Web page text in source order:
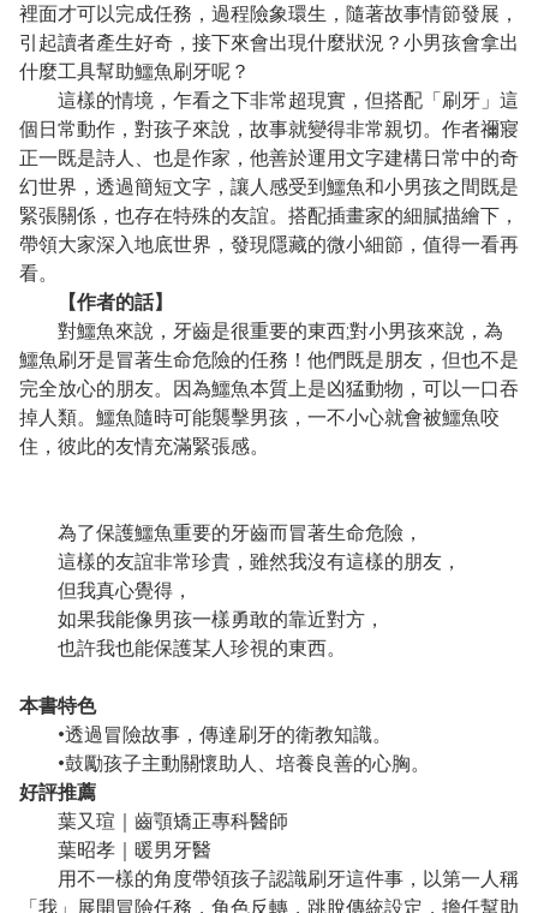
裡面才可以完成任務，過程險象環生，隨著故事情節發展，
引起讀者產生好奇，接下來會出現什麼狀況？小男孩會拿出
什麼工具幫助鱷魚刷牙呢？
這樣的情境，乍看之下非常超現實，但搭配「刷牙」這
個日常動作，對孩子來說，故事就變得非常親切。作者禰寢
正一既是詩人、也是作家，他善於運用文字建構日常中的奇
幻世界，透過簡短文字，讓人感受到鱷魚和小男孩之間既是
緊張關係，也存在特殊的友誼。搭配插畫家的細膩描繪下，
帶領大家深入地底世界，發現隱藏的微小細節，值得一看再
看。
【作者的話】
對鱷魚來說，牙齒是很重要的東西;對小男孩來說，為
鱷魚刷牙是冒著生命危險的任務！他們既是朋友，但也不是
完全放心的朋友。因為鱷魚本質上是凶猛動物，可以一口吞
掉人類。鱷魚隨時可能襲擊男孩，一不小心就會被鱷魚咬
住，彼此的友情充滿緊張感。
為了保護鱷魚重要的牙齒而冒著生命危險，
這樣的友誼非常珍貴，雖然我沒有這樣的朋友，
但我真心覺得，
如果我能像男孩一樣勇敢的靠近對方，
也許我也能保護某人珍視的東西。
本書特色
•透過冒險故事，傳達刷牙的衛教知識。
•鼓勵孩子主動關懷助人、培養良善的心胸。
好評推薦
葉又瑄｜齒顎矯正專科醫師
葉昭孝｜暖男牙醫
用不一樣的角度帶領孩子認識刷牙這件事，以第一人稱
「我」展開冒險任務，角色反轉，跳脫傳統設定，擔任幫助